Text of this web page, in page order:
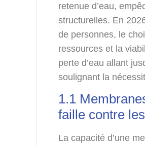
retenue d’eau,
structurelles. En
de personnes, le
ressources et la
perte d’eau allant
soulignant la
1.1
faille contre
La capacité d’une